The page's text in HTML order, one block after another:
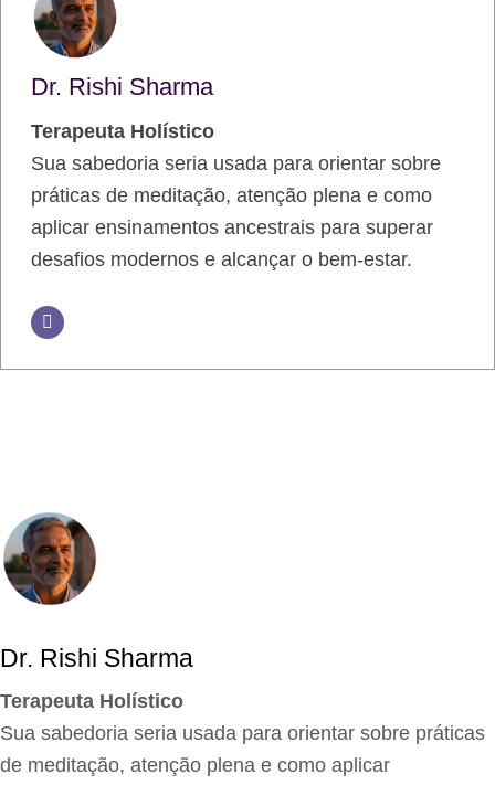
Dr. Rishi Sharma
Terapeuta Holístico
Sua sabedoria seria usada para orientar sobre
práticas de meditação, atenção plena e como
aplicar ensinamentos ancestrais para superar
desafios modernos e alcançar o bem-estar.
Dr. Rishi Sharma
Terapeuta Holístico
Sua sabedoria seria usada para orientar sobre práticas
de meditação, atenção plena e como aplicar